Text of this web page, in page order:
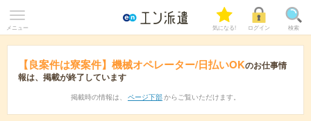
メニュー 気になる! ログイン 検索
【良案件は寮案件】機械オペレーター/日払いOKのお仕事情
報は、掲載が終了しています
掲載時の情報は、 ページ下部 からご覧いただけます。